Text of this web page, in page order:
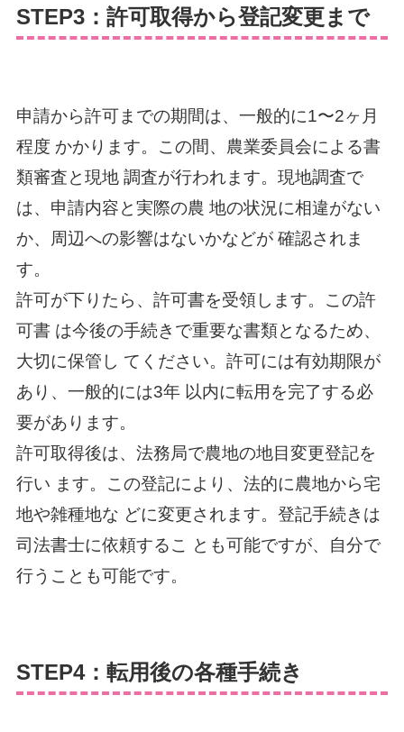
STEP3：許可取得から登記変更まで
申請から許可までの期間は、一般的に1〜2ヶ月
程度 かかります。この間、農業委員会による書
類審査と現地 調査が行われます。現地調査で
は、申請内容と実際の農 地の状況に相違がない
か、周辺への影響はないかなどが 確認されま
す。
許可が下りたら、許可書を受領します。この許
可書 は今後の手続きで重要な書類となるため、
大切に保管し てください。許可には有効期限が
あり、一般的には3年 以内に転用を完了する必
要があります。
許可取得後は、法務局で農地の地目変更登記を
行い ます。この登記により、法的に農地から宅
地や雑種地な どに変更されます。登記手続きは
司法書士に依頼するこ とも可能ですが、自分で
行うことも可能です。
STEP4：転用後の各種手続き